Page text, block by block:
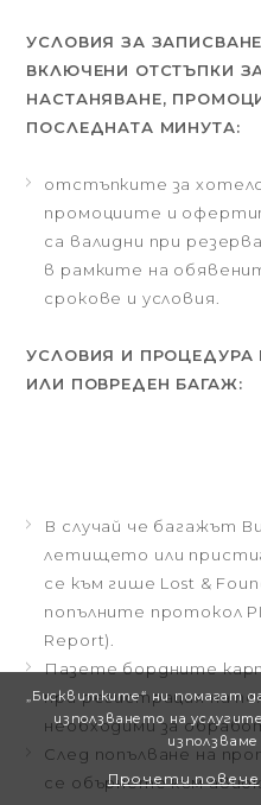
УСЛОВИЯ ЗА
ВКЛЮЧЕНИ ОТСТЪПКИ
НАСТАНЯВАНЕ,
ПОСЛЕДНАТА МИНУТА:
отстъпките за
промоциите и
са валидни при
в рамките на
срокове и условия.
УСЛОВИЯ И ПРОЦЕДУРА
ИЛИ ПОВРЕДЕН БАГАЖ:
В случай че багажът
летището или
се към гише Lost &
попълните протокол
Report).
Пазете бордните
при регистрация на
необходими за
След попълване на
се обърнете към
„Бисквитките“ ни помагат
използването на
Прочети повече